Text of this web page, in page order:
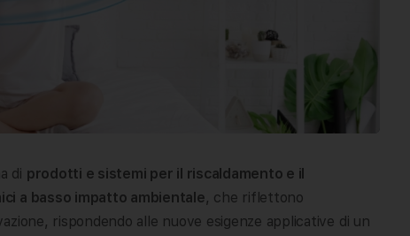
di prodotti e sistemi per il riscaldamento e il
a basso impatto ambientale, che riflettono
rispondendo alle nuove esigenze applicative di un